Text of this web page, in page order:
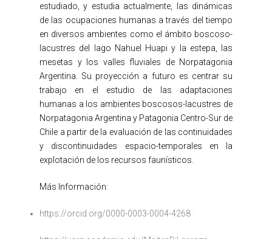
estudiado, y estudia actualmente, las dinámicas
de las ocupaciones humanas a través del tiempo
en diversos ambientes como el ámbito boscoso-
lacustres del lago Nahuel Huapi y la estepa, las
mesetas y los valles fluviales de Norpatagonia
Argentina. Su proyección a futuro es centrar su
trabajo en el estudio de las adaptaciones
humanas a los ambientes boscosos-lacustres de
Norpatagonia Argentina y Patagonia Centro-Sur de
Chile a partir de la evaluación de las continuidades
y discontinuidades espacio-temporales en la
explotación de los recursos faunísticos.
Más Información:
https://orcid.org/0000-0003-0004-4268 ·